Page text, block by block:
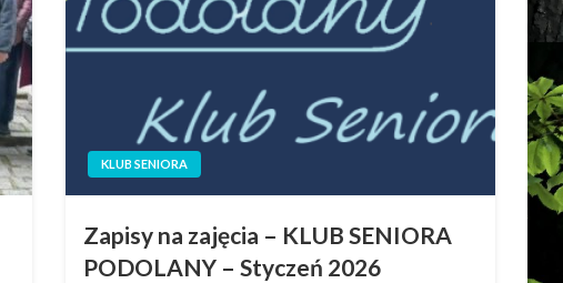
KLUB SENIORA
Zapisy na zajęcia – KLUB SENIORA
PODOLANY – Styczeń 2026